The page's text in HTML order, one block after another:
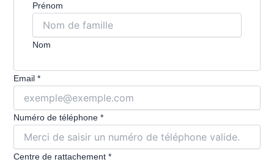
Prénom
Nom
Préparation
rattachement
Email*
Numéro de téléphone*
Centre de rattachement*